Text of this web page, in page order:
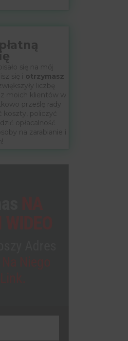
się na mój
się i otrzymasz
liczbę
moich klientów w
prześlę rady
policzyć
opłacalność
na zarabianie i